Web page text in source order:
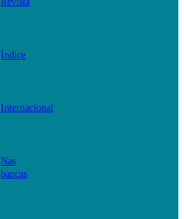
Índice
Internacional
Nas
bancas